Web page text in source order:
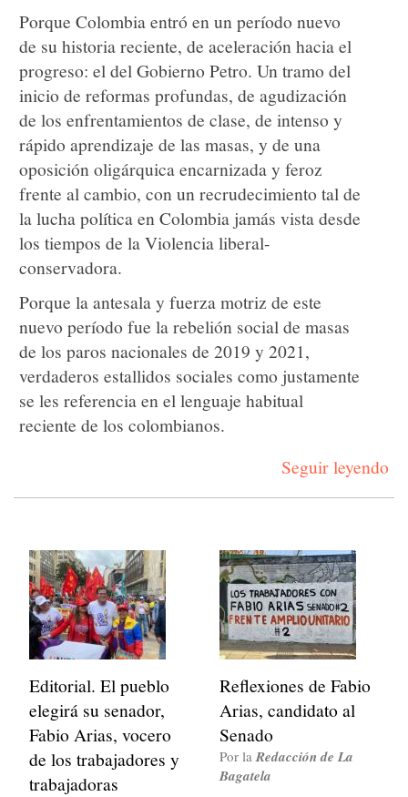
Porque Colombia entró en un período nuevo
de su historia reciente, de aceleración hacia el
progreso: el del Gobierno Petro. Un tramo del
inicio de reformas profundas, de agudización
de los enfrentamientos de clase, de intenso y
rápido aprendizaje de las masas, y de una
oposición oligárquica encarnizada y feroz
frente al cambio, con un recrudecimiento tal de
la lucha política en Colombia jamás vista desde
los tiempos de la Violencia liberal-
conservadora.
Porque la antesala y fuerza motriz de este
nuevo período fue la rebelión social de masas
de los paros nacionales de 2019 y 2021,
verdaderos estallidos sociales como justamente
se les referencia en el lenguaje habitual
reciente de los colombianos.
Seguir leyendo
Editorial. El pueblo
elegirá su senador,
Fabio Arias, vocero
de los trabajadores y
trabajadoras
Reflexiones de Fabio
Arias, candidato al
Senado
Por laRedacción de La
Bagatela